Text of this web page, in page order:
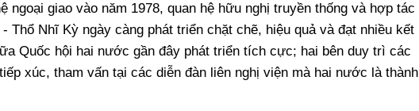
ngoại giao vào năm 1978, quan hệ hữu nghị truyền thống và hợp tác
Thổ Nhĩ Kỳ ngày càng phát triển chặt chẽ, hiệu quả và đạt nhiều kết
Quốc hội hai nước gần đây phát triển tích cực; hai bên duy trì các
xúc, tham vấn tại các diễn đàn liên nghị viện mà hai nước là thành